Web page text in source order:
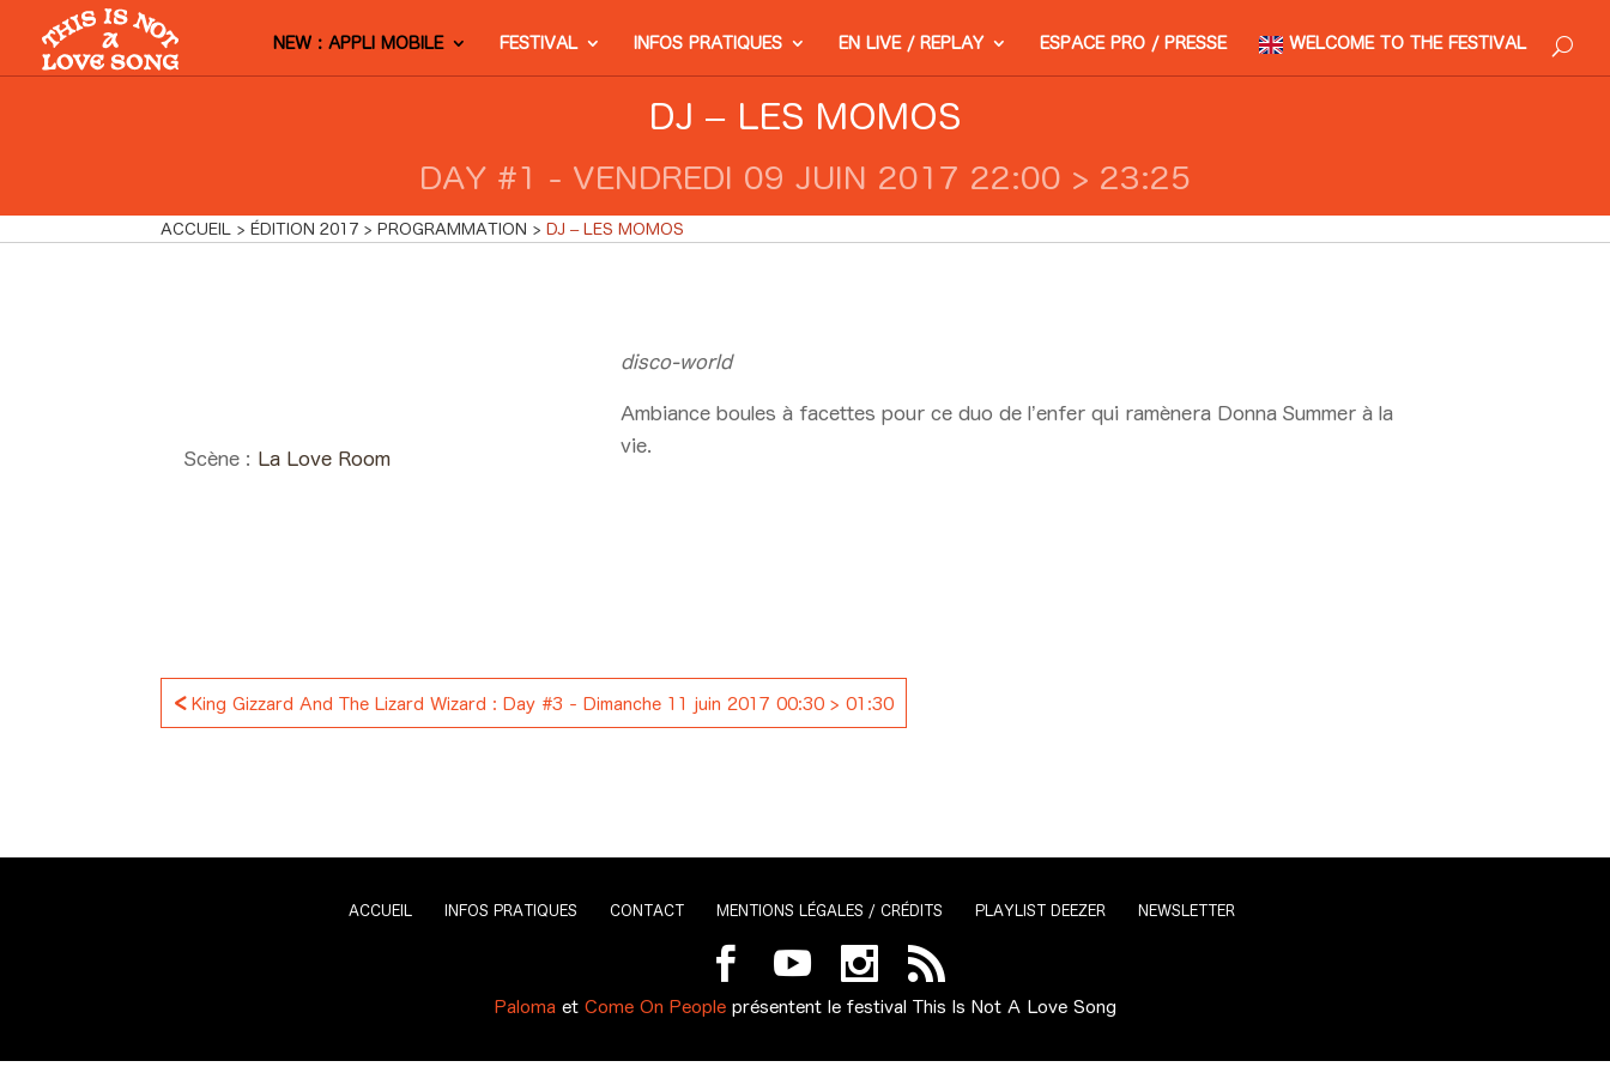
NEW : APPLI MOBILE FESTIVAL INFOS PRATIQUES EN LIVE / REPLAY ESPACE PRO / PRESSE WELCOME TO THE FESTIVAL
DJ – LES MOMOS
DAY #1 - VENDREDI 09 JUIN 2017 22:00 > 23:25
ACCUEIL ÉDITION 2017 PROGRAMMATION DJ – LES MOMOS
Scène : La Love Room
disco-world
Ambiance boules à facettes pour ce duo de l’enfer qui ramènera Donna Summer à la
vie.
<King Gizzard And The Lizard Wizard : Day #3 - Dimanche 11 juin 2017 00:30 > 01:30
ACCUEIL INFOS PRATIQUES CONTACT MENTIONS LÉGALES / CRÉDITS PLAYLIST DEEZER NEWSLETTER
Paloma et Come On Peopleprésentent le festival This Is Not A Love Song